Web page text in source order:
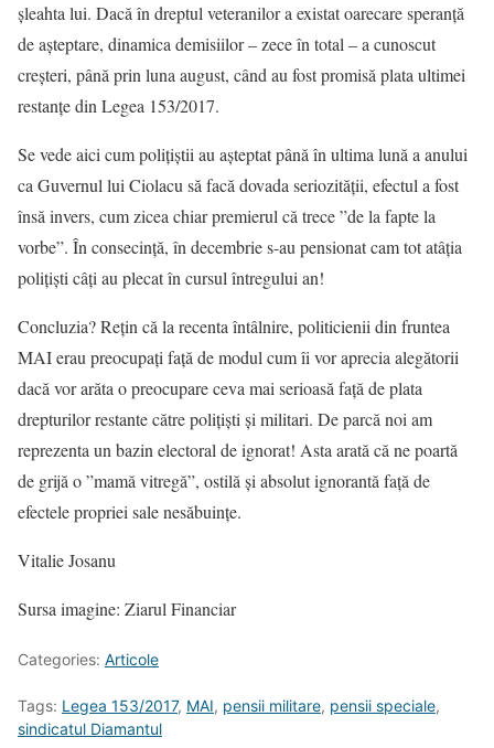
șleahta lui. Dacă în dreptul veteranilor a existat oarecare speranță
de așteptare, dinamica demisiilor – zece în total – a cunoscut
creșteri, până prin luna august, când au fost promisă plata ultimei
restanțe din Legea 153/2017.
Se vede aici cum polițiștii au așteptat până în ultima lună a anului
ca Guvernul lui Ciolacu să facă dovada seriozității, efectul a fost
însă invers, cum zicea chiar premierul că trece ”de la fapte la
vorbe”. În consecință, în decembrie s-au pensionat cam tot atâția
polițiști câți au plecat în cursul întregului an!
Concluzia? Rețin că la recenta întâlnire, politicienii din fruntea
MAI erau preocupați față de modul cum îi vor aprecia alegătorii
dacă vor arăta o preocupare ceva mai serioasă față de plata
drepturilor restante către polițiști și militari. De parcă noi am
reprezenta un bazin electoral de ignorat! Asta arată că ne poartă
de grijă o ”mamă vitregă”, ostilă și absolut ignorantă față de
efectele propriei sale nesăbuințe.
Vitalie Josanu
Sursa imagine: Ziarul Financiar
Categories: Articole
Tags: Legea 153/2017, MAI, pensii militare, pensii speciale,
sindicatul Diamantul